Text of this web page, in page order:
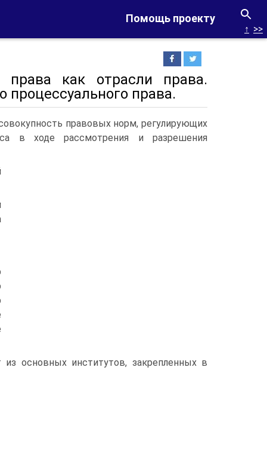
Помощь проекту
↑ >>
права как отрасли права.
процессуального права.
правовых норм, регулирующих
в ходе рассмотрения и разрешения
из основных институтов, закрепленных в